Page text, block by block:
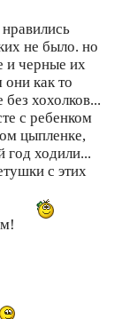
не было. но
и черные их
они как то
хохолков...
с ребенком
цыпленке,
год ходили...
с этих